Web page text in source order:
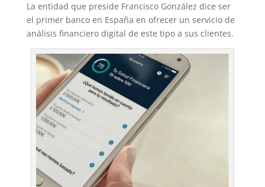
La entidad que preside Francisco González dice ser
el primer banco en España en ofrecer un servicio de
análisis financiero digital de este tipo a sus clientes.